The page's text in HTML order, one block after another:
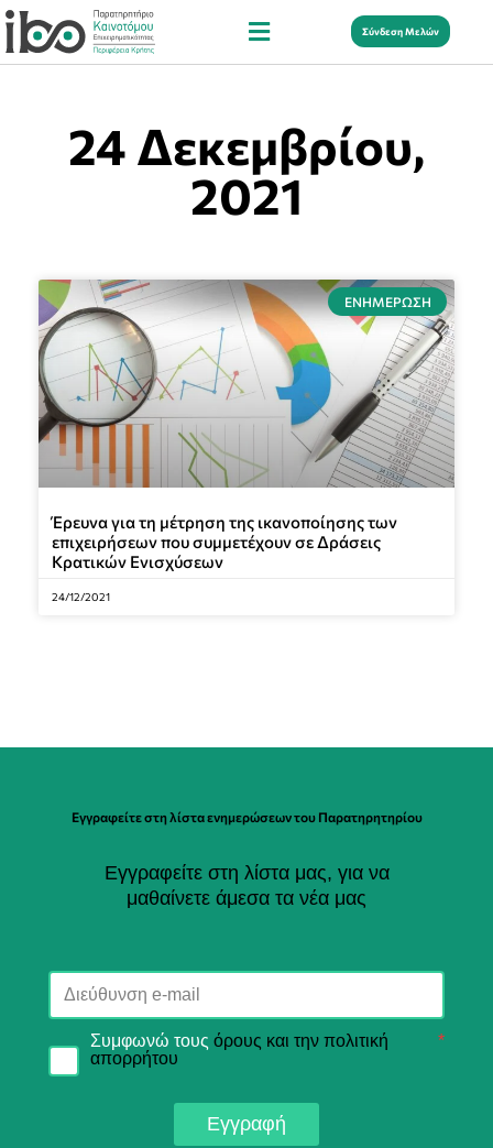
Σύνδεση Μελών
24 Δεκεμβρίου,
2021
ΕΝΗΜΈΡΩΣΗ
Έρευνα για τη μέτρηση της ικανοποίησης των
επιχειρήσεων που συμμετέχουν σε Δράσεις
Κρατικών Ενισχύσεων
24/12/2021
Εγγραφείτε στη λίστα ενημερώσεων του Παρατηρητηρίου
Εγγραφείτε στη λίστα μας, για να
μαθαίνετε άμεσα τα νέα μας
Συμφωνώ τους όρους και την πολιτική
απορρήτου
*
Εγγραφή